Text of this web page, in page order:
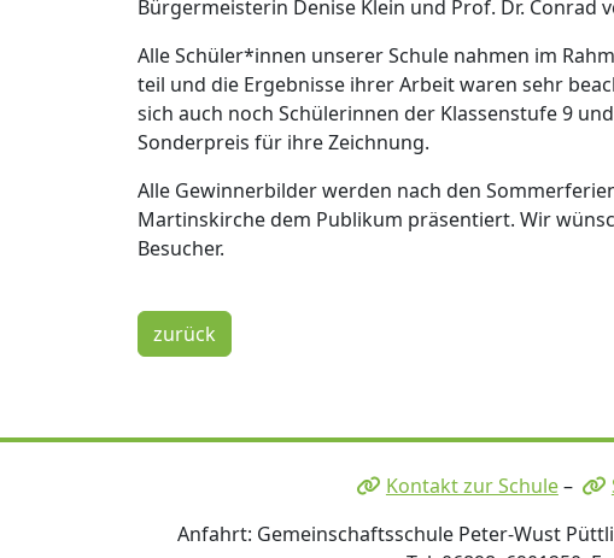
Bürgermeisterin Denise Klein und Prof. Dr. Conrad
Alle Schüler*innen unserer Schule nahmen im
teil und die Ergebnisse ihrer Arbeit waren sehr
sich auch noch Schülerinnen der Klassenstufe 9
Sonderpreis für ihre Zeichnung.
Alle Gewinnerbilder werden nach den
Martinskirche dem Publikum präsentiert. Wir
Besucher.
zurück
Kontakt zur Schule–
Anfahrt: Gemeinschaftsschule Peter-Wust